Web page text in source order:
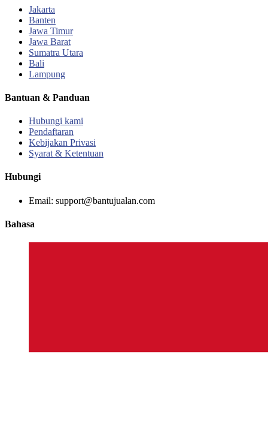
Jakarta
Banten
Jawa Timur
Jawa Barat
Sumatra Utara
Bali
Lampung
Bantuan & Panduan
Hubungi kami
Pendaftaran
Kebijakan Privasi
Syarat & Ketentuan
Hubungi
Email: support@bantujualan.com
Bahasa